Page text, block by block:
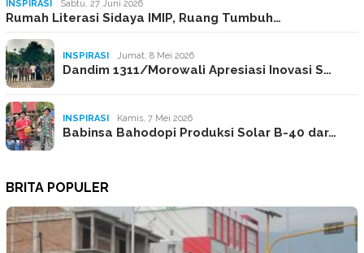
INSPIRASI Sabtu, 27 Juni 2026
Rumah Literasi Sidaya IMIP, Ruang Tumbuh…
INSPIRASI Jumat, 8 Mei 2026
Dandim 1311/Morowali Apresiasi Inovasi S…
INSPIRASI Kamis, 7 Mei 2026
Babinsa Bahodopi Produksi Solar B-40 dar…
BRITA POPULER